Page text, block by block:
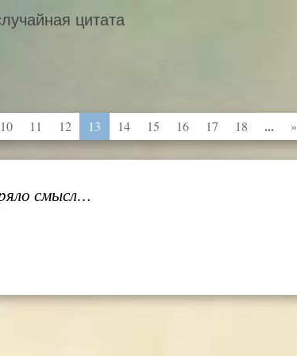
цитата
10 11 12 13 14 15 16 17 18 ... »
смысл…